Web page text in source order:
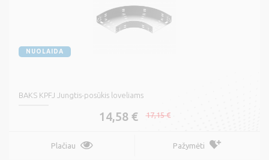
NUOLAIDA
BAKS KPFJ Jungtis-posūkis loveliams
14,58 € 17,15 €
Plačiau Pažymėti